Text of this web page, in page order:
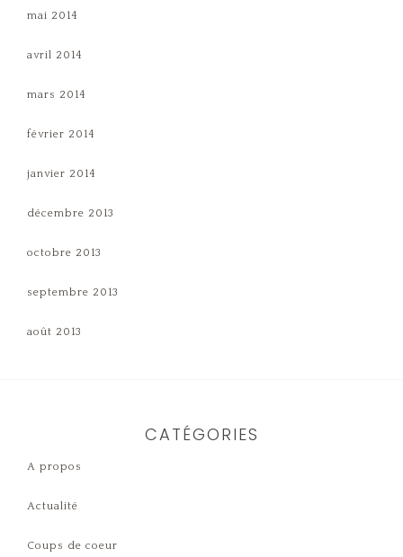
mai 2014
avril 2014
mars 2014
février 2014
janvier 2014
décembre 2013
octobre 2013
septembre 2013
août 2013
CATÉGORIES
A propos
Actualité
Coups de coeur